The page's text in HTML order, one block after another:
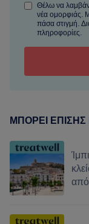
Θέλω να
νέα ομορφιάς.
πάσα στιγμή.
πληροφορίες.
ΜΠΟΡΕΊ
από